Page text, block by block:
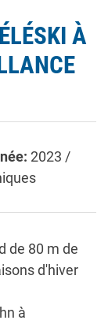
À
2023 /
de 80 m de
d'hiver
à